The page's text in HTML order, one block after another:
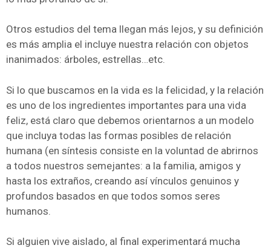
Otros estudios del tema llegan más lejos, y su definición
es más amplia el incluye nuestra relación con objetos
inanimados: árboles, estrellas…etc.
Si lo que buscamos en la vida es la felicidad, y la relación
es uno de los ingredientes importantes para una vida
feliz, está claro que debemos orientarnos a un modelo
que incluya todas las formas posibles de relación
humana (en síntesis consiste en la voluntad de abrirnos
a todos nuestros semejantes: a la familia, amigos y
hasta los extraños, creando así vínculos genuinos y
profundos basados en que todos somos seres
humanos.
Si alguien vive aislado, al final experimentará mucha